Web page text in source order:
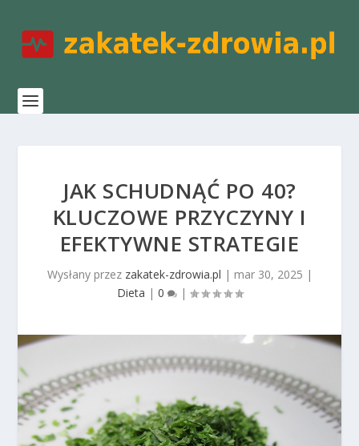
JAK SCHUDNĄĆ PO 40?
KLUCZOWE PRZYCZYNY I
EFEKTYWNE STRATEGIE
Wysłany przez zakatek-zdrowia.pl | mar 30, 2025 |
Dieta | 0 |